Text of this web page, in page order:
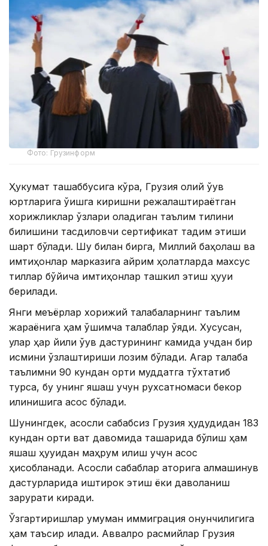
Фото: Грузинформ
Ҳукумат ташаббусига кўра, Грузия олий ўқув
юртларига ўқишга киришни режалаштираётган
хорижликлар ўзлари оладиган таълим тилини
билишини тасдиқловчи сертификат тақдим этиши
шарт бўлади. Шу билан бирга, Миллий баҳолаш ва
имтиҳонлар марказига айрим ҳолатларда махсус
тиллар бўйича имтиҳонлар ташкил этиш ҳуқуқи
берилади.
Янги меъёрлар хорижий талабаларнинг таълим
жараёнига ҳам қўшимча талаблар қўяди. Хусусан,
улар ҳар йили ўқув дастурининг камида учдан бир
қисмини ўзлаштириши лозим бўлади. Агар талаба
таълимни 90 кундан ортиқ муддатга тўхтатиб
турса, бу унинг яшаш учун рухсатномаси бекор
қилинишига асос бўлади.
Шунингдек, асосли сабабсиз Грузия ҳудудидан 183
кундан ортиқ вақт давомида ташқарида бўлиш ҳам
яшаш ҳуқуқидан маҳрум қилиш учун асос
ҳисобланади. Асосли сабаблар қаторига алмашинув
дастурларида иштирок этиш ёки даволаниш
зарурати киради.
Ўзгартиришлар умуман иммиграция қонунчилигига
ҳам таъсир қилади. Аввалроқ расмийлар Грузия